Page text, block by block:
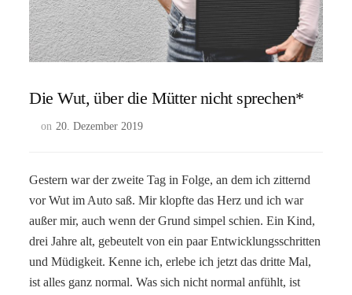
Die Wut, über die Mütter nicht sprechen*
on 20. Dezember 2019
Gestern war der zweite Tag in Folge, an dem ich zitternd
vor Wut im Auto saß. Mir klopfte das Herz und ich war
außer mir, auch wenn der Grund simpel schien. Ein Kind,
drei Jahre alt, gebeutelt von ein paar Entwicklungsschritten
und Müdigkeit. Kenne ich, erlebe ich jetzt das dritte Mal,
ist alles ganz normal. Was sich nicht normal anfühlt, ist